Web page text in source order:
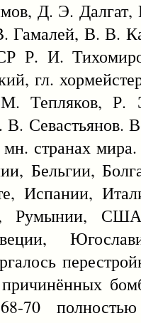
Д. Э. Далгат,
В. В.
И.
гл.
Тепляков, Р.
Севастьянов.
странах мира.
Бельгии,
Испании,
Румынии,
70